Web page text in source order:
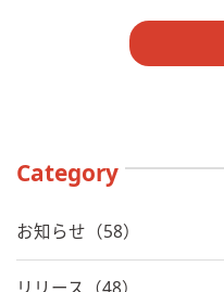
Category
お知らせ（58）
リリース（48）